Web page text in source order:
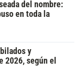
del nombre:
en toda la
y
2026, según el